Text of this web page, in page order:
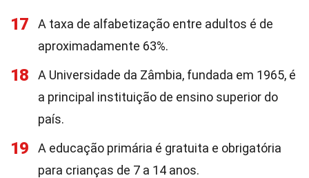
17
A taxa de alfabetização entre adultos é de
aproximadamente 63%.
18
A Universidade da Zâmbia, fundada em 1965, é
a principal instituição de ensino superior do
país.
19
A educação primária é gratuita e obrigatória
para crianças de 7 a 14 anos.